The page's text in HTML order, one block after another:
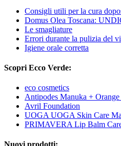
Consigli utili per la cura
Domus Olea Toscana:
Le smagliature
Errori durante la pulizia del
Igiene orale corretta
Scopri Ecco Verde:
eco cosmetics
Antipodes Manuka +
Avril Foundation
UOGA UOGA Skin Care
PRIMAVERA Lip Balm